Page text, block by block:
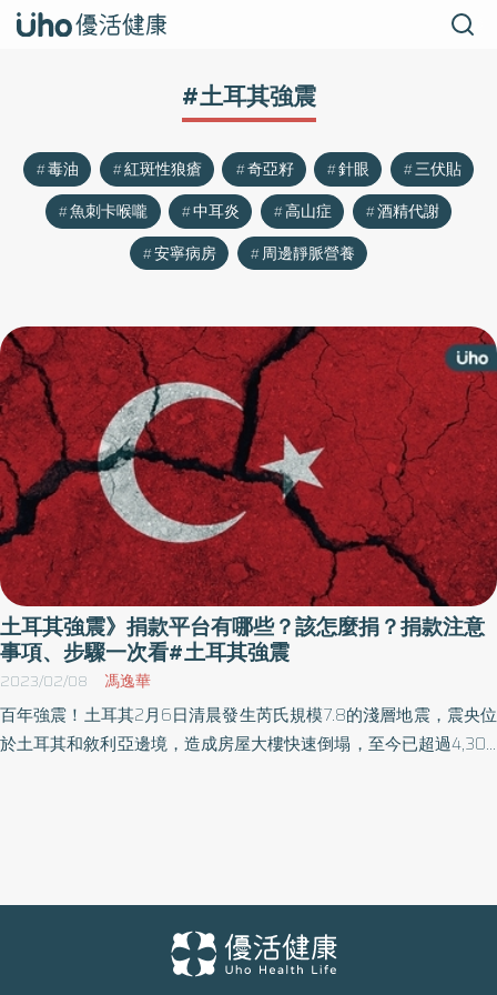
#土耳其強震
毒油 紅斑性狼瘡 奇亞籽 針眼
三伏貼
魚刺卡喉嚨
中耳炎 高山症
酒精代謝
安寧病房
周邊靜脈營養
土耳其強震》捐款平台有哪些？該怎麼捐？捐款注意
事項、步驟一次看#土耳其強震
2023/02/08 馮逸華
百年強震！土耳其2月6日清晨發生芮氏規模7.8的淺層地震，震央位
於土耳其和敘利亞邊境，造成房屋大樓快速倒塌，至今已超過4,300